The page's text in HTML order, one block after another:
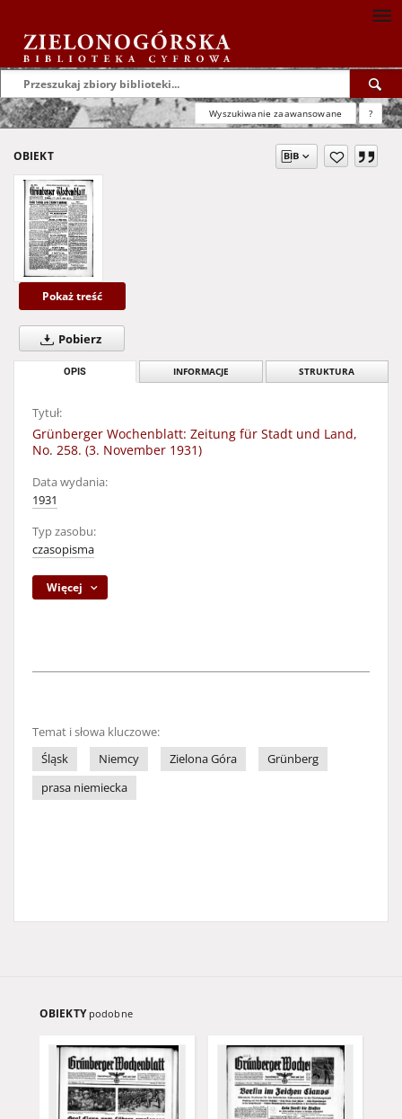
Wyszukiwanie zaawansowane ?
OBIEKT
Pokaż treść
Pobierz
OPIS INFORMACJE STRUKTURA
Tytuł:
Grünberger Wochenblatt: Zeitung für Stadt und Land,
No. 258. (3. November 1931)
Data wydania:
1931
Typ zasobu:
czasopisma
Więcej
Temat i słowa kluczowe:
Śląsk
Niemcy Zielona Góra
Grünberg
prasa niemiecka
OBIEKTY podobne